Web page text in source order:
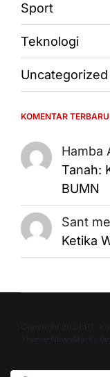
Sport
Teknologi
Uncategorized
KOMENTAR TERBARU
Hamba
Tanah:
BUMN
Sant
Ketika